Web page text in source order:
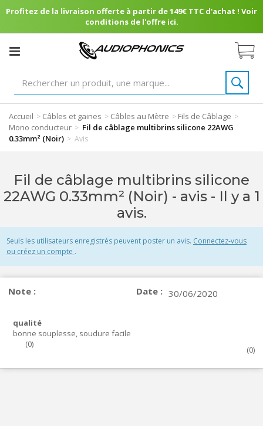
Profitez de la livraison offerte à partir de 149€ TTC d'achat ! Voir
conditions de l'offre ici.
Accueil > Câbles et gaines > Câbles au Mètre > Fils de Câblage >
Mono conducteur > Fil de câblage multibrins silicone 22AWG
0.33mm² (Noir) > Avis
Fil de câblage multibrins silicone
22AWG 0.33mm² (Noir) - avis - Il y a 1
avis.
Seuls les utilisateurs enregistrés peuvent poster un avis. Connectez-vous
ou créez un compte .
Note : Date : 30/06/2020
qualité
bonne souplesse, soudure facile
(0)
(0)